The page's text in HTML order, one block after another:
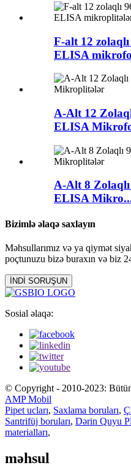
F-alt 12
ELISA
A-Alt 12
ELISA
A-Alt 8
ELISA
Bizimlə əlaqə saxlayın
Məhsullarımız və ya qiymət
poçtunuzu bizə buraxın və biz
İNDİ SORUŞUN
Sosial əlaqə:
© Copyright - 2010-2023:
AMP Mobil
Pipet ucları, Saxlama boruları,
Santrifüj boruları, Dərin Quyu
materialları,
məhsul